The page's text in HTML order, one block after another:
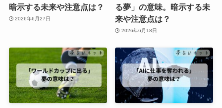
暗示する未来や注意点は？
2026年6月27日
る夢」の意味。暗示する未
来や注意点は？
2026年6月18日